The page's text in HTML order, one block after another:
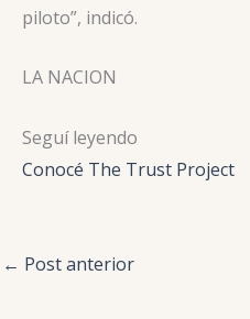
piloto”, indicó.
LA NACION
Seguí leyendo
Conocé The Trust Project
← Post anterior